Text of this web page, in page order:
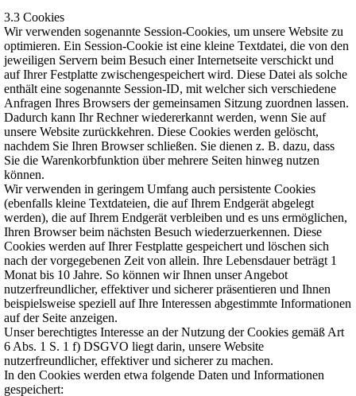
3.3 Cookies
Wir verwenden sogenannte Session-Cookies, um unsere Website zu
optimieren. Ein Session-Cookie ist eine kleine Textdatei, die von den
jeweiligen Servern beim Besuch einer Internetseite verschickt und
auf Ihrer Festplatte zwischengespeichert wird. Diese Datei als solche
enthält eine sogenannte Session-ID, mit welcher sich verschiedene
Anfragen Ihres Browsers der gemeinsamen Sitzung zuordnen lassen.
Dadurch kann Ihr Rechner wiedererkannt werden, wenn Sie auf
unsere Website zurückkehren. Diese Cookies werden gelöscht,
nachdem Sie Ihren Browser schließen. Sie dienen z. B. dazu, dass
Sie die Warenkorbfunktion über mehrere Seiten hinweg nutzen
können.
Wir verwenden in geringem Umfang auch persistente Cookies
(ebenfalls kleine Textdateien, die auf Ihrem Endgerät abgelegt
werden), die auf Ihrem Endgerät verbleiben und es uns ermöglichen,
Ihren Browser beim nächsten Besuch wiederzuerkennen. Diese
Cookies werden auf Ihrer Festplatte gespeichert und löschen sich
nach der vorgegebenen Zeit von allein. Ihre Lebensdauer beträgt 1
Monat bis 10 Jahre. So können wir Ihnen unser Angebot
nutzerfreundlicher, effektiver und sicherer präsentieren und Ihnen
beispielsweise speziell auf Ihre Interessen abgestimmte Informationen
auf der Seite anzeigen.
Unser berechtigtes Interesse an der Nutzung der Cookies gemäß Art
6 Abs. 1 S. 1 f) DSGVO liegt darin, unsere Website
nutzerfreundlicher, effektiver und sicherer zu machen.
In den Cookies werden etwa folgende Daten und Informationen
gespeichert: